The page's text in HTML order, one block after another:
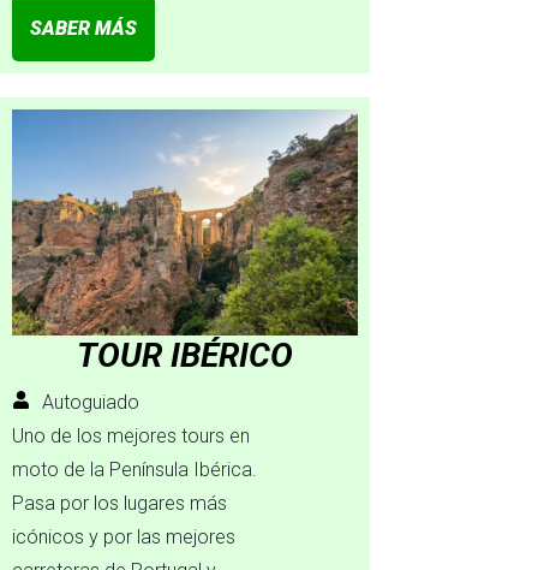
SABER MÁS
TOUR IBÉRICO
Autoguiado
Uno de los mejores tours en
moto de la Península Ibérica.
Pasa por los lugares más
icónicos y por las mejores